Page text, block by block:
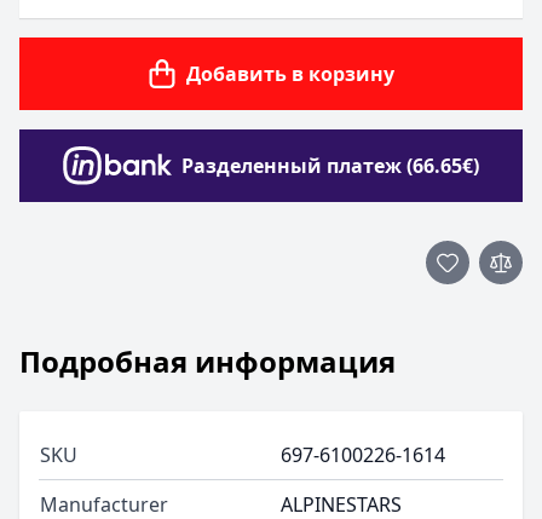
Добавить в корзину
Разделенный платеж (66.65€)
Подробная информация
SKU
697-6100226-1614
Manufacturer
ALPINESTARS